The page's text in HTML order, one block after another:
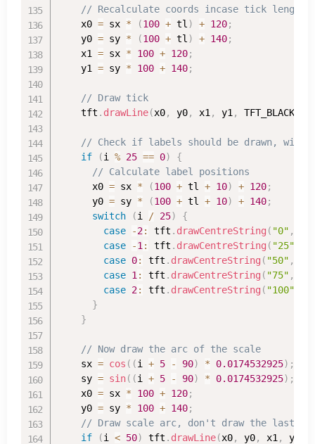
// Recalculate coords incase tick lenght
    x0
= sx * (100 + tl ) + 120;
    y0
= sy * (100 + tl ) + 140;
    x1
= sx * 100 + 120;
    y1
= sy * 100 + 140;
// Draw tick
    tft
. drawLine(x0, y0, x1 , y1 , TFT_BLACK
// Check if labels should be drawn, with
if
(i % 25 == 0)
{
// Calculate label positions
      x0
= sx * (100 + tl + 10) + 120;
      y0
= sy * (100 + tl + 10) + 140;
switch
(i / 25)
{
case
-2: tft . drawCentreString ( "0" ,
case
-1 : tft . drawCentreString ( "25"
case 0: tft . drawCentreString ( "50" ,
case 1 : tft . drawCentreString ( "75" ,
case 2: tft . drawCentreString ( "100"
}
}
// Now draw the arc of the scale
    sx
= cos ( (i + 5 - 90) * 0.0174532925) ;
    sy
= sin( (i + 5 - 90) * 0.0174532925) ;
    x0
= sx * 100 + 120;
    y0
= sy * 100 + 140;
// Draw scale arc, don't draw the last
if
(i < 50) tft . drawLine(x0, y0, x1 , y1